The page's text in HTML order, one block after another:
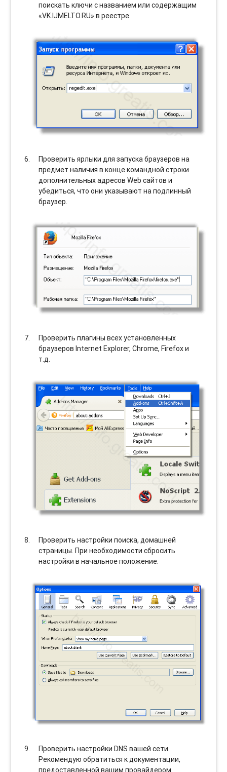
поискать ключи с названием или содержащим
«VK.IJMELTO.RU» в реестре.
Проверить ярлыки для запуска браузеров на
предмет наличия в конце командной строки
дополнительных адресов Web сайтов и
убедиться, что они указывают на подлинный
браузер.
Проверить плагины всех установленных
браузеров Internet Explorer, Chrome, Firefox и
т.д.
Проверить настройки поиска, домашней
страницы. При необходимости сбросить
настройки в начальное положение.
Проверить настройки DNS вашей сети.
Рекомендую обратиться к документации,